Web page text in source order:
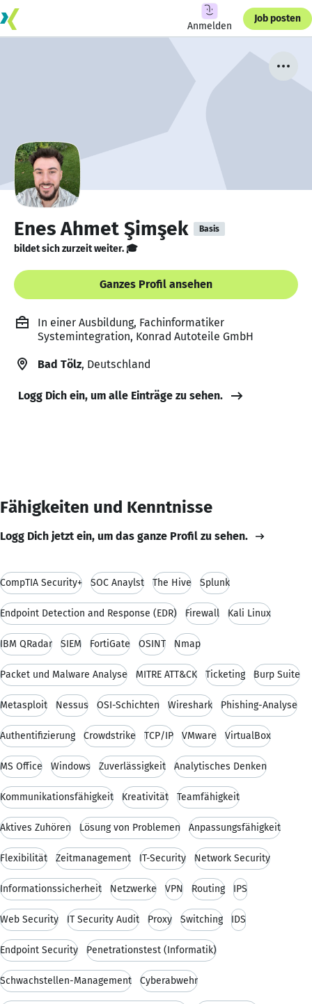
Anmelden
Job posten
Enes Ahmet Şimşek Basis
bildet sich zurzeit weiter. 🎓
Ganzes Profil ansehen
In einer Ausbildung, Fachinformatiker
Systemintegration, Konrad Autoteile GmbH
Bad Tölz, Deutschland
Logg Dich ein, um alle Einträge zu sehen.
Fähigkeiten und Kenntnisse
Logg Dich jetzt ein, um das ganze Profil zu sehen.
CompTIA Security+ SOC Anaylst The Hive Splunk
Endpoint Detection and Response (EDR) Firewall Kali Linux
IBM QRadar SIEM FortiGate OSINT Nmap
Packet und Malware Analyse MITRE ATT&CK Ticketing Burp Suite
Metasploit Nessus OSI-Schichten Wireshark Phishing-Analyse
Authentifizierung Crowdstrike TCP/IP VMware VirtualBox
MS Office Windows Zuverlässigkeit Analytisches Denken
Kommunikationsfähigkeit Kreativität Teamfähigkeit
Aktives Zuhören Lösung von Problemen Anpassungsfähigkeit
Flexibilität Zeitmanagement IT-Security Network Security
Informationssicherheit Netzwerke VPN Routing IPS
Web Security IT Security Audit Proxy Switching IDS
Endpoint Security Penetrationstest (Informatik)
Schwachstellen-Management Cyberabwehr